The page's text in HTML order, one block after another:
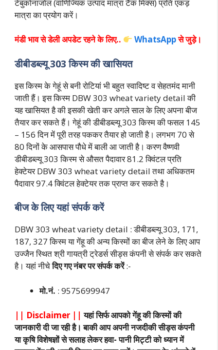
टेबुकोनाजोल (वाणिज्यिक उत्पाद मात्रा टैंक मिक्स) प्रति एकड़
मात्रा का प्रयोग करें।
मंडी भाव से डेली अपडेट रहने के लिए.. WhatsAppसे जुड़े।
डीबीडब्ल्यू 303 किस्म की खासियत
इस किस्म के गेहूं से बनी रोटियां भी बहुत स्वादिष्ट व सेहतमंद मानी
जाती हैं। इस किस्म DBW 303 wheat variety detail की
यह खासियत है की इसकी खेती कर अगले साल के लिए अपना बीज
तैयार कर सकते हैं। गेहूं की डीबीडब्ल्यू 303 किस्म की फसल 145
– 156 दिन में पूरी तरह पककर तैयार हो जाती है। लगभग 70 से
80 दिनों के आसपास पौधे में बाली आ जाती है। करण वैष्णवी
डीबीडब्ल्यू 303 किस्म से औसत पैदावार 81.2 क्विंटल प्रति
हेक्टेयर DBW 303 wheat variety detail तथा अधिकतम
पैदावार 97.4 क्विंटल हेक्टेयर तक प्राप्त कर सकते है।
बीज के लिए यहां संपर्क करें
DBW 303 wheat variety detail : डीबीडब्ल्यू 303, 171,
187, 327 किस्म या गेंहू की अन्य किस्मों का बीज लेने के लिए आप
उज्जैन स्थित श्री गायत्री ट्रेडर्स सीड्स कंपनी से संपर्क कर सकते
है। यहां नीचेदिए गए नंबर पर संपर्क करें:-
मो.नं. : 9575699947
|| Disclaimer || यहां सिर्फ आपको गेंहू की किस्मों की
जानकारी दी जा रही है। बाकी आप अपनी नजदीकी सीड्स कंपनी
या कृषि विशेषज्ञों से सलाह लेकर हवा- पानी मिट्टी को ध्यान में